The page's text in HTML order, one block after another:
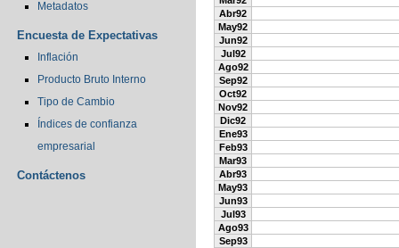
Metadatos
Encuesta de Expectativas
Inflación
Producto Bruto Interno
Tipo de Cambio
Índices de confianza
empresarial
Contáctenos
Abr92
May92
Jun92
Jul92
Ago92
Sep92
Oct92
Nov92
Dic92
Ene93
Feb93
Mar93
Abr93
May93
Jun93
Jul93
Ago93
Sep93